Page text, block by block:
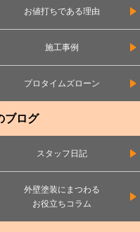
お値打ちである理由
施工事例
プロタイムズローン
ブログ
スタッフ日記
外壁塗装にまつわる
お役立ちコラム